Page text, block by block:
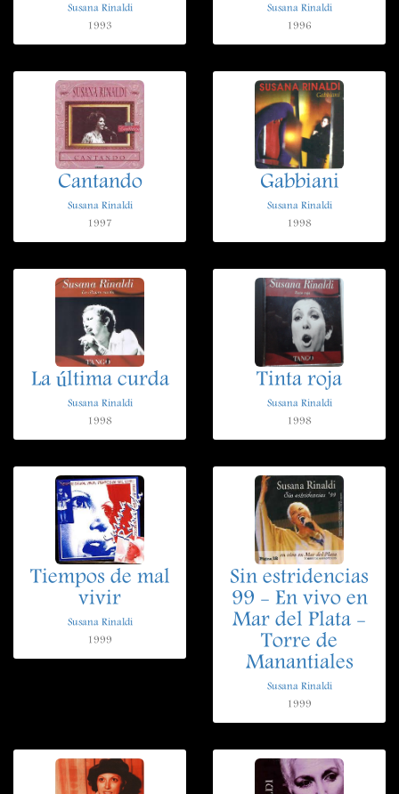
Susana Rinaldi
1993
Susana Rinaldi
1996
Cantando
Susana Rinaldi
1997
Gabbiani
Susana Rinaldi
1998
La última curda
Susana Rinaldi
1998
Tinta roja
Susana Rinaldi
1998
Tiempos de mal
vivir
Susana Rinaldi
1999
Sin estridencias
99 - En vivo en
Mar del Plata -
Torre de
Manantiales
Susana Rinaldi
1999